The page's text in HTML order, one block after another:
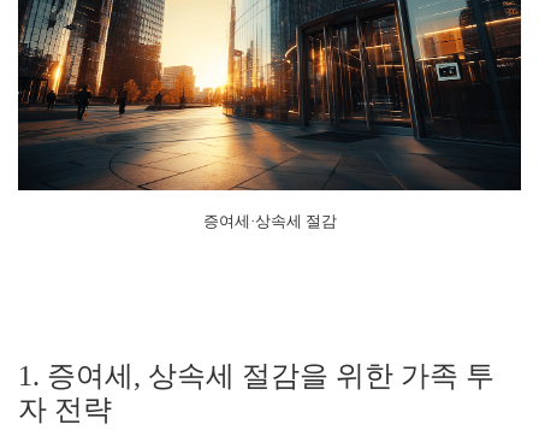
증여세·상속세 절감
1. 증여세, 상속세 절감을 위한 가족 투
자 전략